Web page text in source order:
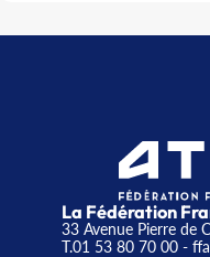
La Fédération
33 Avenue Pierre de
T.01 53 80 70 00-